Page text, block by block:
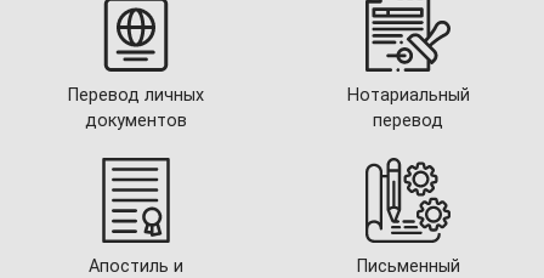
Перевод личных
документов
Нотариальный
перевод
Апостиль и
Письменный